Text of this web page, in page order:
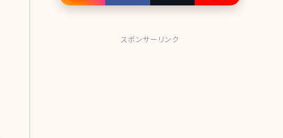
スポンサーリンク